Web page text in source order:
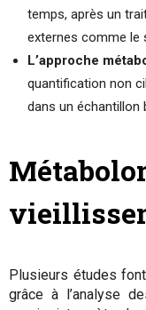
temps, après un
externes comme le
L’approche
quantification non
dans un échantillon
Plusieurs études
grâce à l’analyse